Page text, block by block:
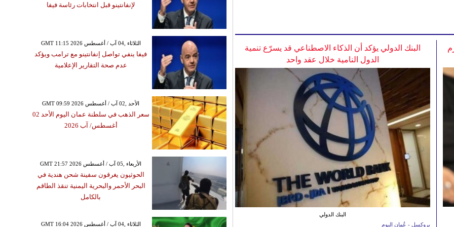
البنك الدولي يؤكد أن الذكاء الاصطناعي قد يسرّع تنمية
الدول النامية خلال عقد واحد
البنك الدولي
بروكسل - عُمان اليوم
لإنفانتينو قبل انتخابات رئاسة فيفا
GMT 11:15 2026 الثلاثاء ,04 آب / أغسطس
فيفا ينفي تواصل إنفانتينو مع ترامب ويؤكد
عدم صحة التقارير الإعلامية
GMT 09:59 2026 الأحد ,02 آب / أغسطس
سعر الذهب في سلطنة عمان اليوم الأحد 02
أغسطس/ آب 2026
GMT 21:57 2026 الأربعاء ,05 آب / أغسطس
الحوثيون يغرقون سفينة شحن هندية في
البحر الأحمر والبحرية اليمنية تنقذ الطاقم
بالكامل
GMT 16:04 2026 الثلاثاء ,04 آب / أغسطس